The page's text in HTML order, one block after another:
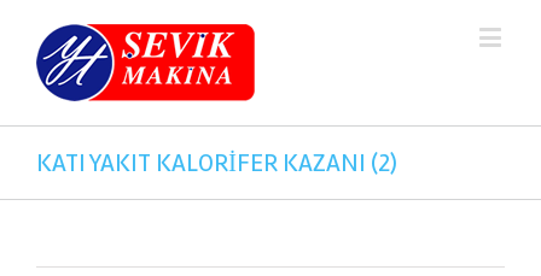
KATI YAKIT KALORİFER KAZANI (2)